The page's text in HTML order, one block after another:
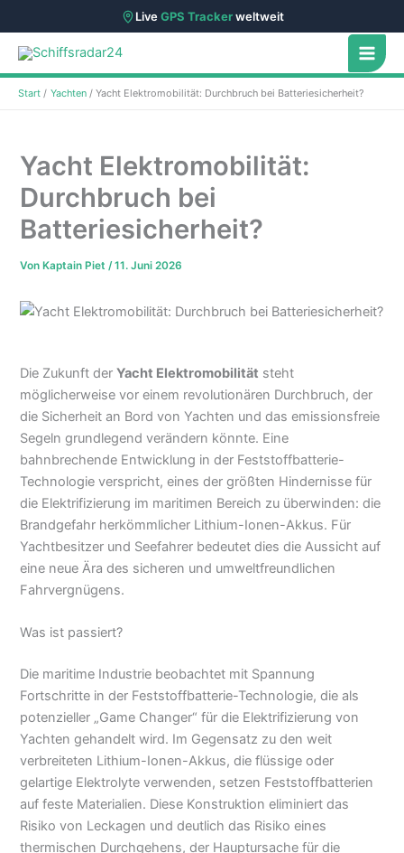
LiveGPS Trackerweltweit
Zum
Inhalt
springen
Start Yachten Yacht Elektromobilität: Durchbruch bei Batteriesicherheit?
Yacht Elektromobilität:
Durchbruch bei
Batteriesicherheit?
Von Kaptain Piet/11. Juni 2026
Die Zukunft derYacht Elektromobilität steht
möglicherweise vor einem revolutionären Durchbruch, der
die Sicherheit an Bord von Yachten und das emissionsfreie
Segeln grundlegend verändern könnte. Eine
bahnbrechende Entwicklung in der Feststoffbatterie-
Technologie verspricht, eines der größten Hindernisse für
die Elektrifizierung im maritimen Bereich zu überwinden: die
Brandgefahr herkömmlicher Lithium-Ionen-Akkus. Für
Yachtbesitzer und Seefahrer bedeutet dies die Aussicht auf
eine neue Ära des sicheren und umweltfreundlichen
Fahrvergnügens.
Was ist passiert?
Die maritime Industrie beobachtet mit Spannung
Fortschritte in der Feststoffbatterie-Technologie, die als
potenzieller „Game Changer“ für die Elektrifizierung von
Yachten gehandelt wird. Im Gegensatz zu den weit
verbreiteten Lithium-Ionen-Akkus, die flüssige oder
gelartige Elektrolyte verwenden, setzen Feststoffbatterien
auf feste Materialien. Diese Konstruktion eliminiert das
Risiko von Leckagen und deutlich das Risiko eines
thermischen Durchgehens, der Hauptursache für die